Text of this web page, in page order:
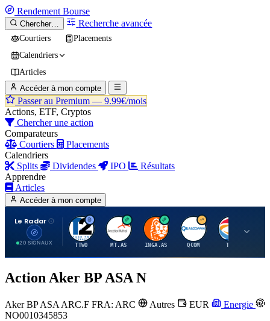
Rendement Bourse
Chercher… Recherche avancée
Courtiers
Placements
Calendriers
Articles
Accéder à mon compte
Passer au Premium — 9.99€/mois
Actions, ETF, Cryptos
Chercher une action
Comparateurs
Courtiers
Placements
Calendriers
Splits
Dividendes IPO
Résultats
Apprendre
Articles
Accéder à mon compte
Le Radar
20 SIGNAUX
T
TTWO
A
MT.AS
I
INGA.AS
Q
QCOM
T
TTE
Action Aker BP ASA N
Aker BP ASA ARC.F FRA: ARC Autres EUR
Energie
NO0010345853